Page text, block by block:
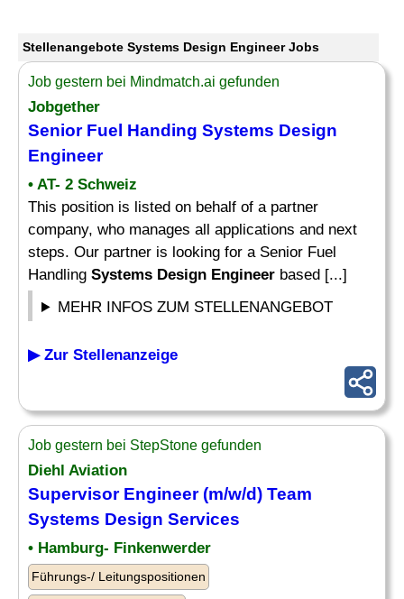
Stellenangebote Systems Design Engineer Jobs
Job gestern bei Mindmatch.ai gefunden
Jobgether
Senior Fuel Handing Systems Design
Engineer
• AT- 2 Schweiz
This position is listed on behalf of a partner
company, who manages all applications and next
steps. Our partner is looking for a Senior Fuel
Handling Systems Design Engineer based [...]
MEHR INFOS ZUM STELLENANGEBOT
▶ Zur Stellenanzeige
Job gestern bei StepStone gefunden
Diehl Aviation
Supervisor Engineer(m/w/d) Team
Systems Design Services
• Hamburg- Finkenwerder
Führungs-/ Leitungspositionen